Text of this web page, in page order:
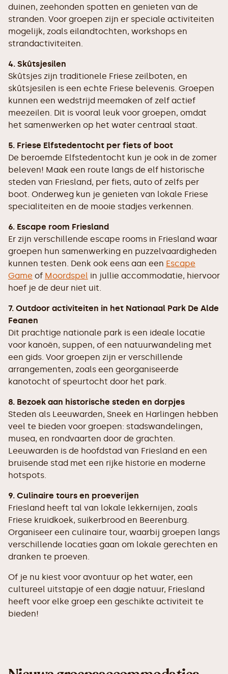
duinen, zeehonden spotten en genieten van de
stranden. Voor groepen zijn er speciale activiteiten
mogelijk, zoals eilandtochten, workshops en
strandactiviteiten.
4. Skûtsjesilen
Skûtsjes zijn traditionele Friese zeilboten, en
skûtsjesilen is een echte Friese belevenis. Groepen
kunnen een wedstrijd meemaken of zelf actief
meezeilen. Dit is vooral leuk voor groepen, omdat
het samenwerken op het water centraal staat.
5. Friese Elfstedentocht per fiets of boot
De beroemde Elfstedentocht kun je ook in de zomer
beleven! Maak een route langs de elf historische
steden van Friesland, per fiets, auto of zelfs per
boot. Onderweg kun je genieten van lokale Friese
specialiteiten en de mooie stadjes verkennen.
6. Escape room Friesland
Er zijn verschillende escape rooms in Friesland waar
groepen hun samenwerking en puzzelvaardigheden
kunnen testen. Denk ook eens aan een Escape
Game of Moordspel in jullie accommodatie, hiervoor
hoef je de deur niet uit.
7. Outdoor activiteiten in het Nationaal Park De Alde
Feanen
Dit prachtige nationale park is een ideale locatie
voor kanoën, suppen, of een natuurwandeling met
een gids. Voor groepen zijn er verschillende
arrangementen, zoals een georganiseerde
kanotocht of speurtocht door het park.
8. Bezoek aan historische steden en dorpjes
Steden als Leeuwarden, Sneek en Harlingen hebben
veel te bieden voor groepen: stadswandelingen,
musea, en rondvaarten door de grachten.
Leeuwarden is de hoofdstad van Friesland en een
bruisende stad met een rijke historie en moderne
hotspots.
9. Culinaire tours en proeverijen
Friesland heeft tal van lokale lekkernijen, zoals
Friese kruidkoek, suikerbrood en Beerenburg.
Organiseer een culinaire tour, waarbij groepen langs
verschillende locaties gaan om lokale gerechten en
dranken te proeven.
Of je nu kiest voor avontuur op het water, een
cultureel uitstapje of een dagje natuur, Friesland
heeft voor elke groep een geschikte activiteit te
bieden!